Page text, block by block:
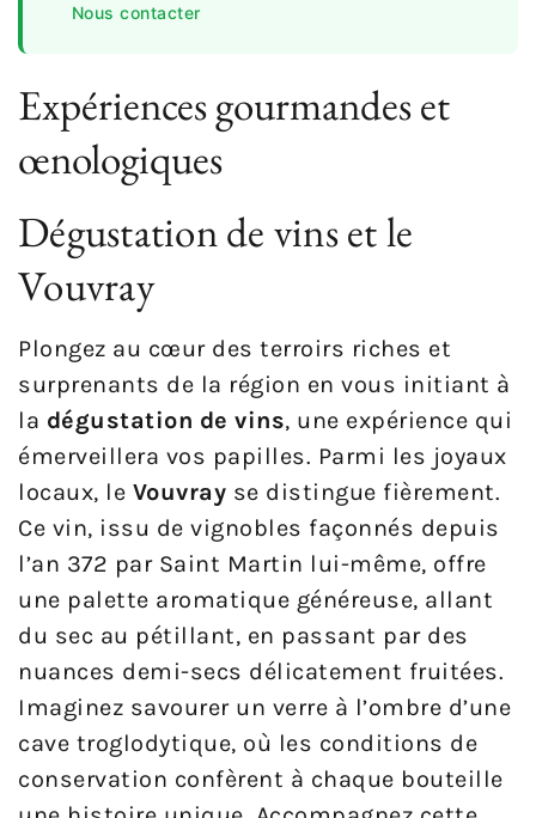
Nous contacter
Expériences gourmandes et
œnologiques
Dégustation de vins et le
Vouvray
Plongez au cœur des terroirs riches et
surprenants de la région en vous initiant à
la dégustation de vins, une expérience qui
émerveillera vos papilles. Parmi les joyaux
locaux, le Vouvray se distingue fièrement.
Ce vin, issu de vignobles façonnés depuis
l’an 372 par Saint Martin lui-même, offre
une palette aromatique généreuse, allant
du sec au pétillant, en passant par des
nuances demi-secs délicatement fruitées.
Imaginez savourer un verre à l’ombre d’une
cave troglodytique, où les conditions de
conservation confèrent à chaque bouteille